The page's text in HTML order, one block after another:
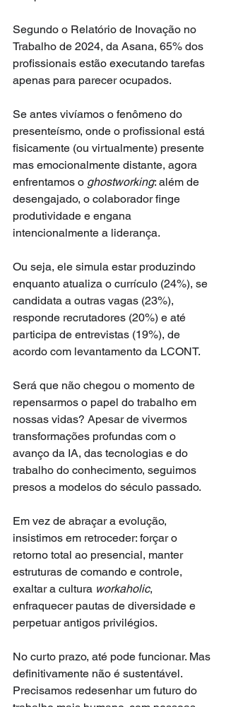
Segundo o Relatório de Inovação no
Trabalho de 2024, da Asana, 65% dos
profissionais estão executando tarefas
apenas para parecer ocupados.
Se antes vivíamos o fenômeno do
presenteísmo, onde o profissional está
fisicamente (ou virtualmente) presente
mas emocionalmente distante, agora
enfrentamos o ghostworking: além de
desengajado, o colaborador finge
produtividade e engana
intencionalmente a liderança.
Ou seja, ele simula estar produzindo
enquanto atualiza o currículo (24%), se
candidata a outras vagas (23%),
responde recrutadores (20%) e até
participa de entrevistas (19%), de
acordo com levantamento da LCONT.
Será que não chegou o momento de
repensarmos o papel do trabalho em
nossas vidas? Apesar de vivermos
transformações profundas com o
avanço da IA, das tecnologias e do
trabalho do conhecimento, seguimos
presos a modelos do século passado.
Em vez de abraçar a evolução,
insistimos em retroceder: forçar o
retorno total ao presencial, manter
estruturas de comando e controle,
exaltar a cultura workaholic,
enfraquecer pautas de diversidade e
perpetuar antigos privilégios.
No curto prazo, até pode funcionar. Mas
definitivamente não é sustentável.
Precisamos redesenhar um futuro do